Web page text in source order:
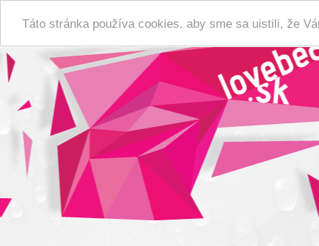
Táto stránka používa cookies, aby sme sa uistili, že